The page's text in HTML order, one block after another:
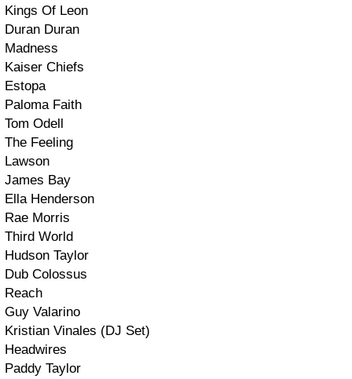
Kings Of Leon
Duran Duran
Madness
Kaiser Chiefs
Estopa
Paloma Faith
Tom Odell
The Feeling
Lawson
James Bay
Ella Henderson
Rae Morris
Third World
Hudson Taylor
Dub Colossus
Reach
Guy Valarino
Kristian Vinales (DJ Set)
Headwires
Paddy Taylor